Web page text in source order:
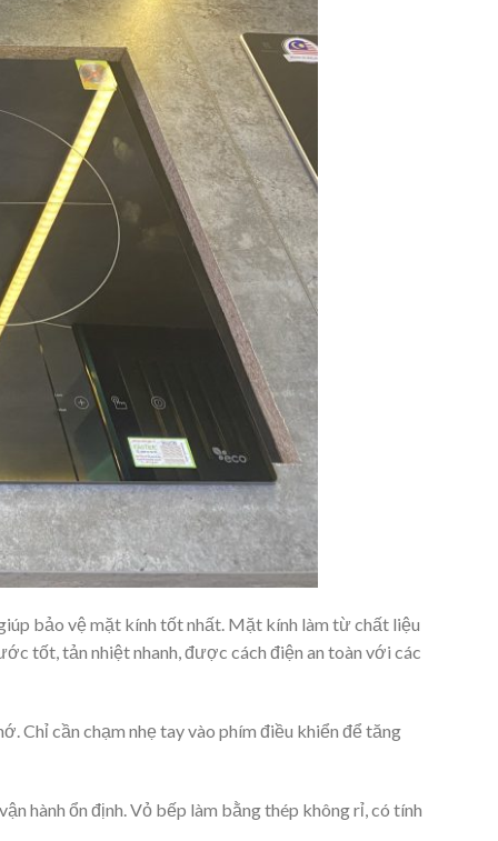
bảo vệ mặt kính tốt nhất. Mặt kính làm từ chất liệu
tốt, tản nhiệt nhanh, được cách điện an toàn với các
Chỉ cần chạm nhẹ tay vào phím điều khiển để tăng
hành ổn định. Vỏ bếp làm bằng thép không rỉ, có tính